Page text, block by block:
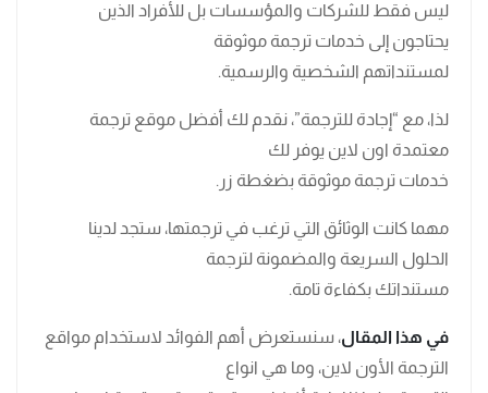
ليس فقط للشركات والمؤسسات بل للأفراد الذين
يحتاجون إلى خدمات ترجمة موثوقة
لمستنداتهم الشخصية والرسمية.
لذا، مع “إجادة للترجمة”، نقدم لك أفضل موقع ترجمة
معتمدة اون لاين يوفر لك
خدمات ترجمة موثوقة بضغطة زر.
مهما كانت الوثائق التي ترغب في ترجمتها، ستجد لدينا
الحلول السريعة والمضمونة لترجمة
مستنداتك بكفاءة تامة.
في هذا المقال، سنستعرض أهم الفوائد لاستخدام مواقع
الترجمة الأون لاين، وما هي انواع